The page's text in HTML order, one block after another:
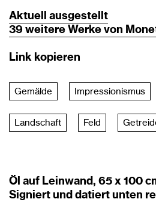
Aktuell ausgestellt
39 weitere Werke von
Link kopieren
Gemälde Impressionismus
Landschaft Feld
Öl auf Leinwand, 65 x 100
Signiert und datiert unten